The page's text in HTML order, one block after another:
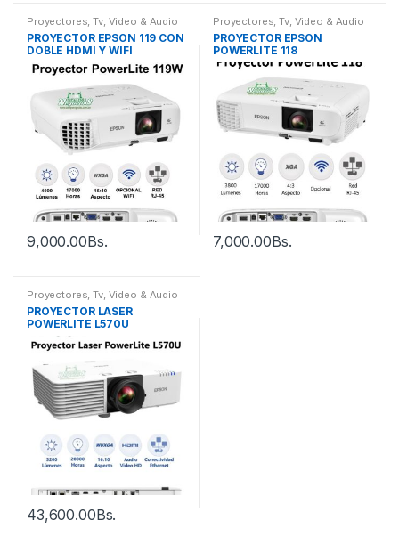
Proyectores,Tv, Video & Audio
PROYECTOR EPSON 119 CON
DOBLE HDMI Y WIFI
OPCIONAL
9,000.00Bs.
Proyectores,Tv, Video & Audio
PROYECTOR EPSON
POWERLITE 118
7,000.00Bs.
Proyectores,Tv, Video & Audio
PROYECTOR LASER
POWERLITE L570U
43,600.00Bs.